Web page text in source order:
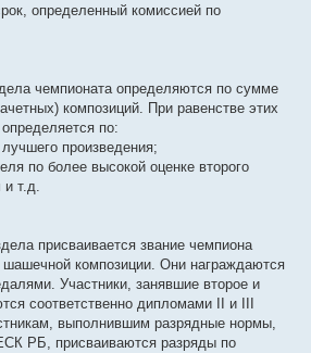
определенный комиссией по
чемпионата определяются по сумме
композиций. При равенстве этих
по:
произведения;
по более высокой оценке второго
т.д.
присваивается звание чемпиона
шашечной композиции. Они награждаются
Участники, занявшие второе и
соответственно дипломами II и III
выполнившим разрядные нормы,
РБ, присваиваются разряды по